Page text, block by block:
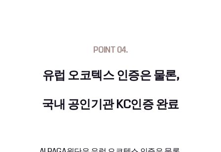
POINT 04.
유럽 오코텍스 인증은 물론,
국내 공인기관 KC인증 완료